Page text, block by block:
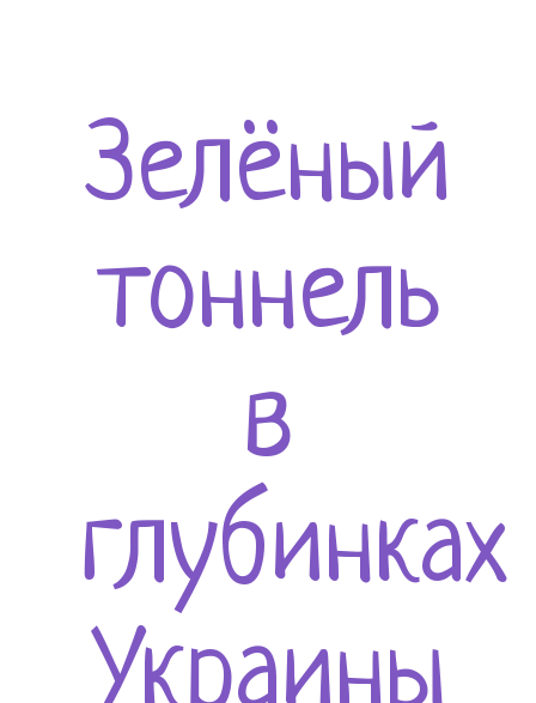
Зелёный
тоннель
в
глубинках
Украины